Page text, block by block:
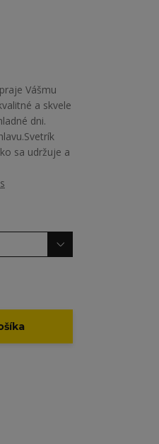
Vášmu
a skvele
dni.
sa udržuje a